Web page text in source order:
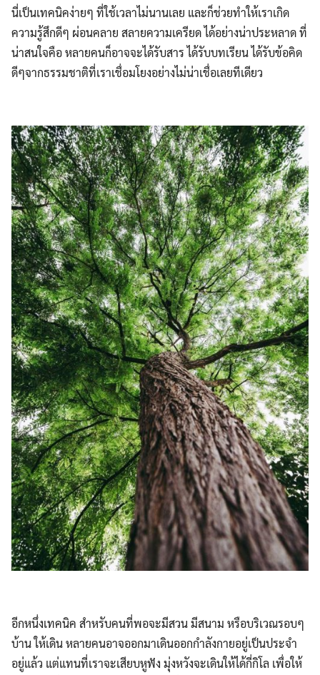
Search
for: Search
นี่เป็นเทคนิคง่ายๆ ที่ใช้เวลาไม่นานเลย และก็ช่วยทำให้เราเกิด
ความรู้สึกดีๆ ผ่อนคลาย สลายความเครียด ได้อย่างน่าประหลาด ที่
น่าสนใจคือ หลายคนก็อาจจะได้รับสาร ได้รับบทเรียน ได้รับข้อคิด
ดีๆจากธรรมชาติที่เราเชื่อมโยงอย่างไม่น่าเชื่อเลยทีเดียว
อีกหนึ่งเทคนิค สำหรับคนที่พอจะมีสวน มีสนาม หรือบริเวณรอบๆ
บ้าน ให้เดิน หลายคนอาจออกมาเดินออกกำลังกายอยู่เป็นประจำ
อยู่แล้ว แต่แทนที่เราจะเสียบหูฟัง มุ่งหวังจะเดินให้ได้กี่กิโล เพื่อให้